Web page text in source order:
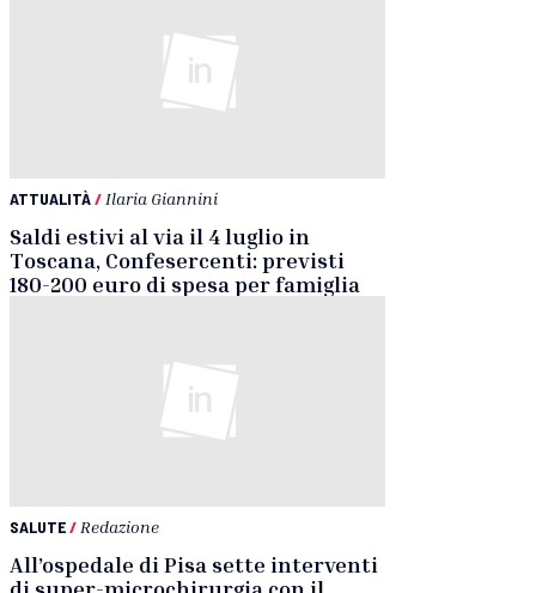
ATTUALITÀ/ Ilaria Giannini
Saldi estivi al via il 4 luglio in
Toscana, Confesercenti: previsti
180-200 euro di spesa per famiglia
SALUTE/ Redazione
All’ospedale di Pisa sette interventi